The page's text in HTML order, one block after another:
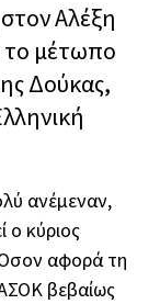
Αλέξη
το μέτωπο
Δούκας,
ανέμεναν,
ο κύριος
Όσον αφορά τη
βεβαίως